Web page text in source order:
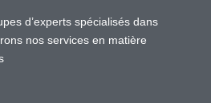
d’experts spécialisés dans
nos services en matière